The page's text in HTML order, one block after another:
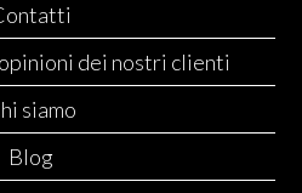
dei nostri clienti
siamo
Blog